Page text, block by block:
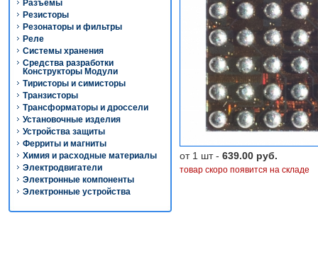
Разъёмы
Резисторы
Резонаторы и фильтры
Реле
Системы хранения
Средства разработки
Конструкторы Модули
Тиристоры и симисторы
Транзисторы
Трансформаторы и дроссели
Установочные изделия
Устройства защиты
Ферриты и магниты
Химия и расходные материалы
Электродвигатели
Электронные компоненты
Электронные устройства
от 1 шт - 639.00 руб.
товар скоро появится на складе